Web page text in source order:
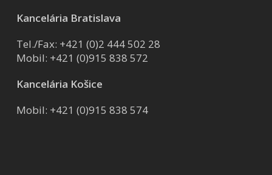
Kancelária Bratislava
Tel./Fax: +421 (0)2 444 502 28
Mobil: +421 (0)915 838 572
Kancelária Košice
Mobil: +421 (0)915 838 574